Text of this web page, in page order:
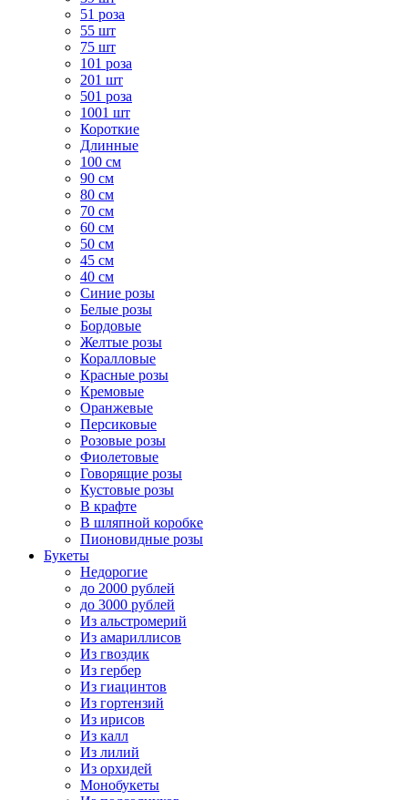
51 роза
55 шт
75 шт
101 роза
201 шт
501 роза
1001 шт
Короткие
Длинные
100 см
90 см
80 см
70 см
60 см
50 см
45 см
40 см
Cиние розы
Белые розы
Бордовые
Желтые розы
Коралловые
Красные розы
Кремовые
Оранжевые
Персиковые
Розовые розы
Фиолетовые
Говорящие розы
Кустовые розы
В крафте
В шляпной коробке
Пионовидные розы
Букеты
Недорогие
до 2000 рублей
до 3000 рублей
Из альстромерий
Из амариллисов
Из гвоздик
Из гербер
Из гиацинтов
Из гортензий
Из ирисов
Из калл
Из лилий
Из орхидей
Монобукеты